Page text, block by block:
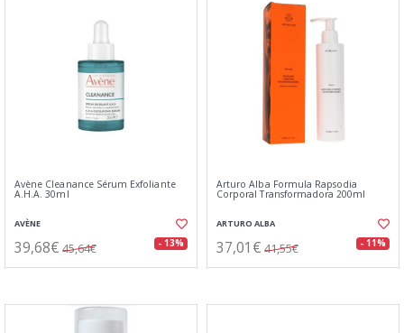
Avène Cleanance Sérum Exfoliante
A.H.A. 30ml
AVÈNE
39,68€ 45,64€ - 13%
Arturo Alba Formula Rapsodia
Corporal Transformadora 200ml
ARTURO ALBA
37,01€ 41,55€ - 11%